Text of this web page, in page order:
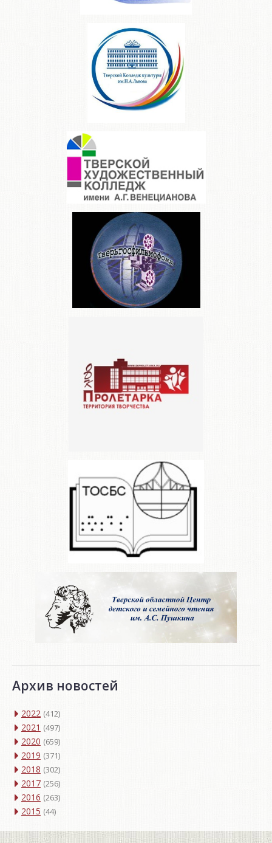
Архив новостей
2022 (412)
2021 (497)
2020 (659)
2019 (371)
2018 (302)
2017 (256)
2016 (263)
2015 (44)